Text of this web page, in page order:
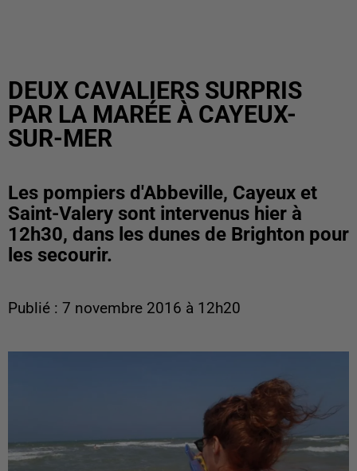
DEUX CAVALIERS SURPRIS
PAR LA MARÉE À CAYEUX-
SUR-MER
Les pompiers d'Abbeville, Cayeux et
Saint-Valery sont intervenus hier à
12h30, dans les dunes de Brighton pour
les secourir.
Publié : 7 novembre 2016 à 12h20